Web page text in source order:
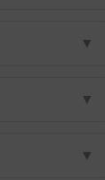
▼
▼
▼